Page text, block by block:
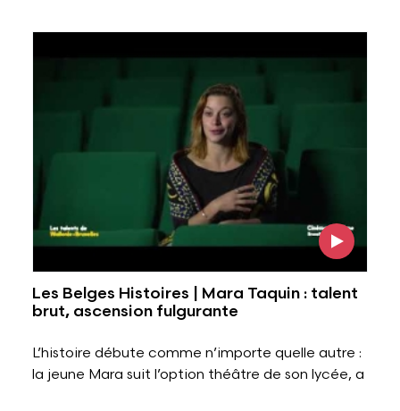
Les Belges Histoires | Mara Taquin : talent
brut, ascension fulgurante
L’histoire débute comme n’importe quelle autre :
la jeune Mara suit l’option théâtre de son lycée, a